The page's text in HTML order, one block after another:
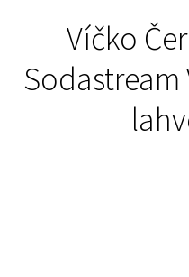
Víčko
Sodastream